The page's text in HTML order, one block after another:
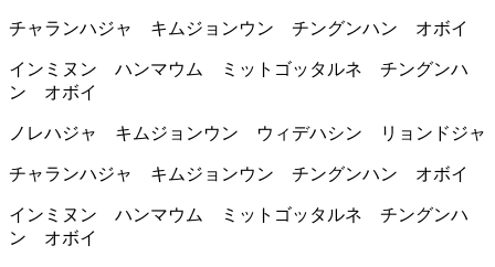
チャランハジャ キムジョンウン チングンハン オボイ
インミヌン ハンマウム ミットゴッタルネ チングンハ
ン オボイ
ノレハジャ キムジョンウン ウィデハシン リョンドジャ
チャランハジャ キムジョンウン チングンハン オボイ
インミヌン ハンマウム ミットゴッタルネ チングンハ
ン オボイ